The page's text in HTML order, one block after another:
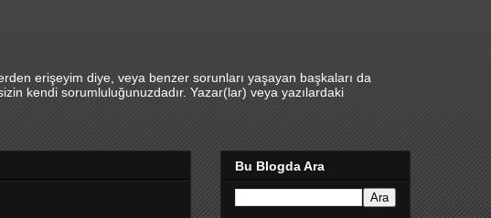
erişeyim diye, veya benzer sorunları yaşayan başkaları da
kendi sorumluluğunuzdadır. Yazar(lar) veya yazılardaki
Bu Blogda Ara